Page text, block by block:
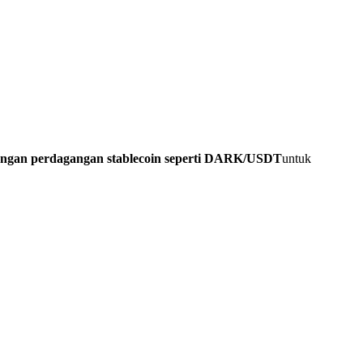
perdagangan stablecoin seperti DARK/USDTuntuk